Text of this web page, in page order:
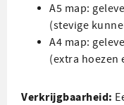
A5 map:
(stevige
A4 map:
(extra hoezen
Verkrijgbaarheid: